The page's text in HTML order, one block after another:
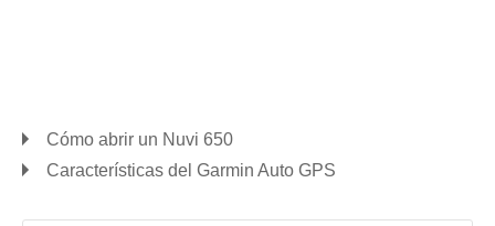
Cómo abrir un Nuvi 650
Características del Garmin Auto GPS